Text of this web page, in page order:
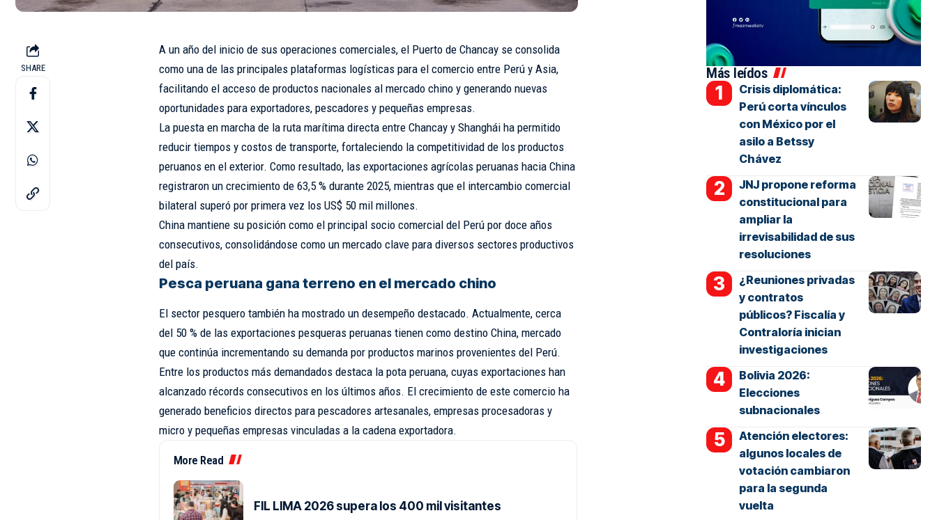
SHARE
A un año del inicio de sus operaciones comerciales, el Puerto de Chancay se consolida
como una de las principales plataformas logísticas para el comercio entre Perú y Asia,
facilitando el acceso de productos nacionales al mercado chino y generando nuevas
oportunidades para exportadores, pescadores y pequeñas empresas.
La puesta en marcha de la ruta marítima directa entre Chancay y Shanghái ha permitido
reducir tiempos y costos de transporte, fortaleciendo la competitividad de los productos
peruanos en el exterior. Como resultado, las exportaciones agrícolas peruanas hacia China
registraron un crecimiento de 63,5 % durante 2025, mientras que el intercambio comercial
bilateral superó por primera vez los US$ 50 mil millones.
China mantiene su posición como el principal socio comercial del Perú por doce años
consecutivos, consolidándose como un mercado clave para diversos sectores productivos
del país.
Pesca peruana gana terreno en el mercado chino
El sector pesquero también ha mostrado un desempeño destacado. Actualmente, cerca
del 50 % de las exportaciones pesqueras peruanas tienen como destino China, mercado
que continúa incrementando su demanda por productos marinos provenientes del Perú.
Entre los productos más demandados destaca la pota peruana, cuyas exportaciones han
alcanzado récords consecutivos en los últimos años. El crecimiento de este comercio ha
generado beneficios directos para pescadores artesanales, empresas procesadoras y
micro y pequeñas empresas vinculadas a la cadena exportadora.
More Read
FIL LIMA 2026 supera los 400 mil visitantes
Más leídos
Crisis diplomática:
Perú corta vínculos
con México por el
asilo a Betssy
Chávez
JNJ propone reforma
constitucional para
ampliar la
irrevisabilidad de sus
resoluciones
¿Reuniones privadas
y contratos
públicos? Fiscalía y
Contraloría inician
investigaciones
Bolivia 2026:
Elecciones
subnacionales
Atención electores:
algunos locales de
votación cambiaron
para la segunda
vuelta